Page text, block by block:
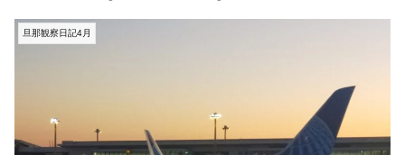
旦那観察日記4月